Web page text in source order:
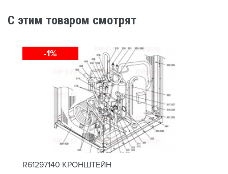
C этим товаром смотрят
-1%
R61297140 КРОНШТЕЙН